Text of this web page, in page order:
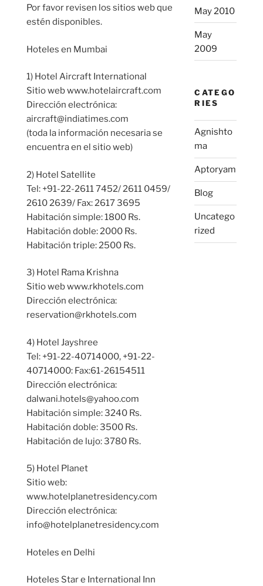
Por favor revisen los sitios web que
estén disponibles.
Hoteles en Mumbai
1) Hotel Aircraft International
Sitio web www.hotelaircraft.com
Dirección electrónica:
aircraft@indiatimes.com
(toda la información necesaria se
encuentra en el sitio web)
2) Hotel Satellite
Tel: +91-22-2611 7452/ 2611 0459/
2610 2639/ Fax: 2617 3695
Habitación simple: 1800 Rs.
Habitación doble: 2000 Rs.
Habitación triple: 2500 Rs.
3) Hotel Rama Krishna
Sitio web www.rkhotels.com
Dirección electrónica:
reservation@rkhotels.com
4) Hotel Jayshree
Tel: +91-22-40714000, +91-22-
40714000: Fax:61-26154511
Dirección electrónica:
dalwani.hotels@yahoo.com
Habitación simple: 3240 Rs.
Habitación doble: 3500 Rs.
Habitación de lujo: 3780 Rs.
5) Hotel Planet
Sitio web:
www.hotelplanetresidency.com
Dirección electrónica:
info@hotelplanetresidency.com
Hoteles en Delhi
Hoteles Star e International Inn
May 2010
May
2009
CATEGO
RIES
Agnishto
ma
Aptoryam
Blog
Uncatego
rized